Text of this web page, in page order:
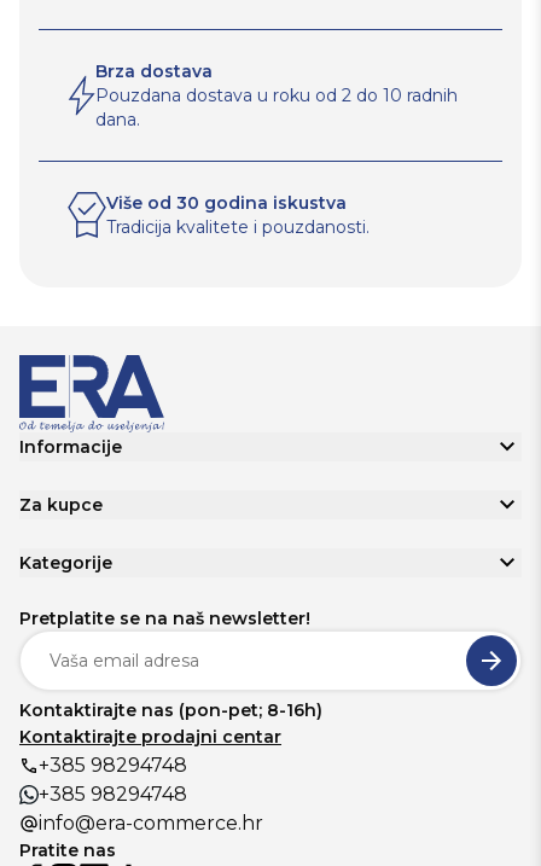
Brza dostava
Pouzdana dostava u roku od 2 do 10 radnih
dana.
Više od 30 godina iskustva
Tradicija kvalitete i pouzdanosti.
Informacije
Za kupce
Kategorije
Pretplatite se na naš newsletter!
Kontaktirajte nas (pon-pet; 8-16h)
Kontaktirajte prodajni centar
+385 98294748
+385 98294748
info@era-commerce.hr
Pratite nas